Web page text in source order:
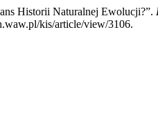
Historii Naturalnej Ewolucji?”.
kis/article/view/3106.